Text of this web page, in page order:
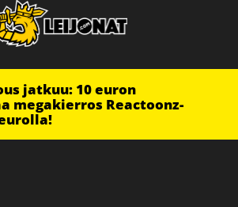
jatkuu: 10 euron
megakierros Reactoonz-